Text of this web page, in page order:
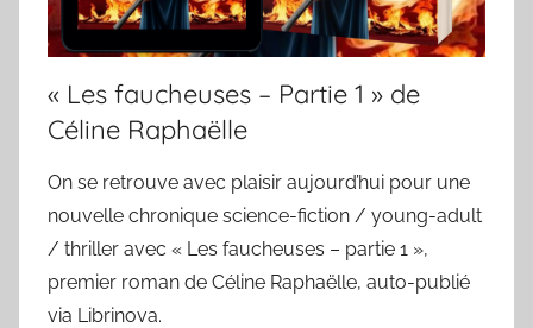
« Les faucheuses – Partie 1 » de
Céline Raphaëlle
On se retrouve avec plaisir aujourd’hui pour une
nouvelle chronique science-fiction / young-adult
/ thriller avec « Les faucheuses – partie 1 »,
premier roman de Céline Raphaëlle, auto-publié
via Librinova.